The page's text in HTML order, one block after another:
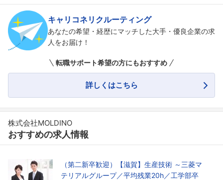
フォローしました
こちらの企業もフォローしませんか？
キャリコネリクルーティング
あなたの希望・経歴にマッチした大手・優良企業の求
人をお届け！
転職サポート希望の方にもおすすめ
詳しくはこちら
株式会社MOLDINO
おすすめの求人情報
（第二新卒歓迎）【滋賀】生産技術 ～三菱マ
テリアルグループ／平均残業20h／工学部卒